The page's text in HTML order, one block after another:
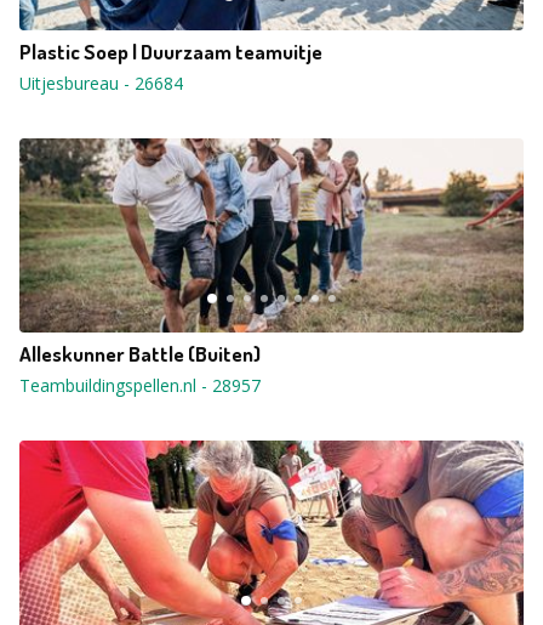
Plastic Soep | Duurzaam teamuitje
Uitjesbureau - 26684
Alleskunner Battle (Buiten)
Teambuildingspellen.nl - 28957